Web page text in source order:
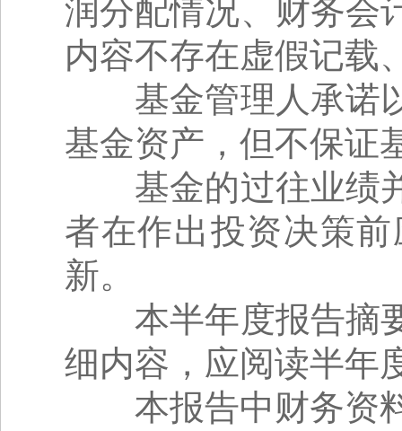
润分配情况、财务会
内容不存在虚假记载
基金管理人承诺以
基金资产，但不保证
基金的过往业绩并
者在作出投资决策
新。
本半年度报告摘要
细内容，应阅读半年
本报告中财务资